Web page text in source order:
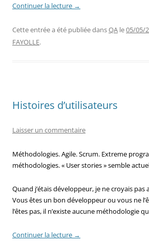
Continuer la lecture →
Cette entrée a été publiée dansQA le05/05/
FAYOLLE.
Histoires d’utilisateurs
Laisser un commentaire
Méthodologies. Agile. Scrum. Extreme
méthodologies. « User stories » semble
Quand j’étais développeur, je ne croyais
Vous êtes un bon développeur ou vous ne
l’êtes pas, il n’existe aucune méthodologie
Continuer la lecture →